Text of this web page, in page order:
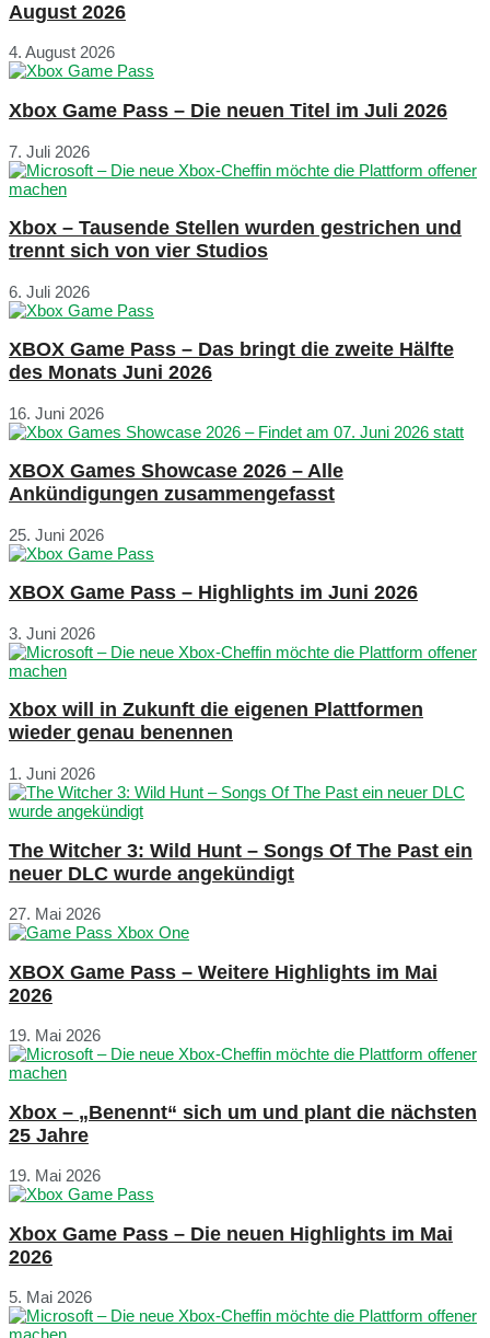
August 2026
4. August 2026
Xbox Game Pass – Die neuen Titel im Juli 2026
7. Juli 2026
Xbox – Tausende Stellen wurden gestrichen und
trennt sich von vier Studios
6. Juli 2026
XBOX Game Pass – Das bringt die zweite Hälfte
des Monats Juni 2026
16. Juni 2026
XBOX Games Showcase 2026 – Alle
Ankündigungen zusammengefasst
25. Juni 2026
XBOX Game Pass – Highlights im Juni 2026
3. Juni 2026
Xbox will in Zukunft die eigenen Plattformen
wieder genau benennen
1. Juni 2026
The Witcher 3: Wild Hunt – Songs Of The Past ein
neuer DLC wurde angekündigt
27. Mai 2026
XBOX Game Pass – Weitere Highlights im Mai
2026
19. Mai 2026
Xbox – „Benennt“ sich um und plant die nächsten
25 Jahre
19. Mai 2026
Xbox Game Pass – Die neuen Highlights im Mai
2026
5. Mai 2026